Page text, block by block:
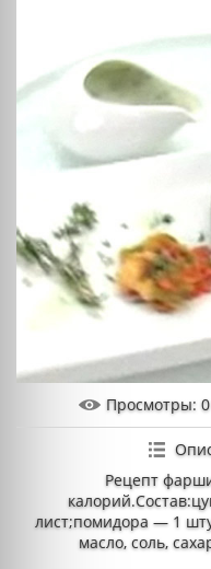
Просмотры: 0
Рецепт
лист;помидора — 1
масло, соль,